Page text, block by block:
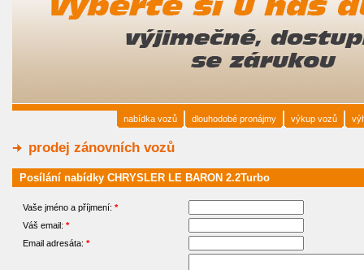
výkup vozů
dlouhodobé pronájmy
nabídka vozů
prodej zánovních vozů
Posílání nabídky CHRYSLER LE BARON 2.2Turbo
Vaše jméno a příjmení: *
Váš email: *
Email adresáta: *